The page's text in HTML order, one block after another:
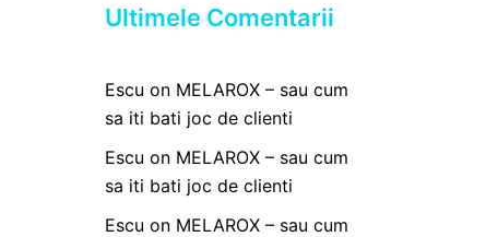
Ultimele Comentarii
Escu on MELAROX – sau cum
sa iti bati joc de clienti
Escu on MELAROX – sau cum
sa iti bati joc de clienti
Escu on MELAROX – sau cum